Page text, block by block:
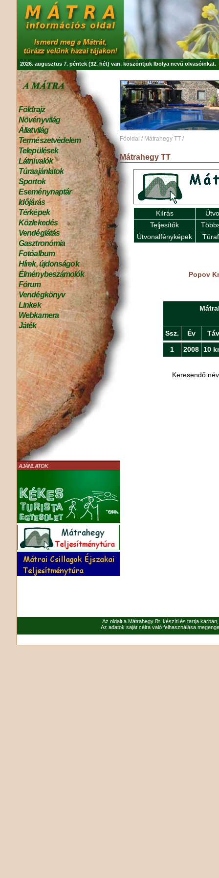
2026. augusztus 7. péntek (32. hét) van, köszöntjük Ibolya nevű olvasóinkat.
Földrajz
Növényvilág
Állatvilág
Természetvédelem
Települések
Látnivalók
Túraajánlatok
Sportok
Eseménynaptár
Időjárás
Térképek
Közlekedés
Vendéglátás
Gasztronómia
Fotóalbum
Hírek, újdonságok
Élménybeszámolók
Fórum
Vendégkönyv
Linkek
Webkamera
Játék
AJÁNLATOK
Főoldal / Mátrahegy TT /
Mátrahegy TT
Kiírás
Teljesítők
Útvonalfényképek
Popov
Ssz. Év Táv
1 2008 10
Keresendő
Az oldalt a Mátrahegy Bt. készíti és tartja
Az adatok saját célra való felhasználása